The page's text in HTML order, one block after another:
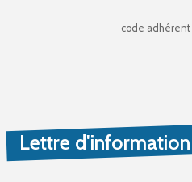
code
Lettre d'information